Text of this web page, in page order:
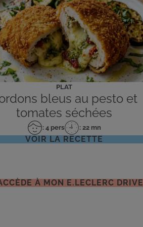
PLAT
bleus au pesto et
tomates séchées
Nombre
de
: 4 pers
Temps
de
: 22 mn
VOIR LA RECETTE
À MON E.LECLERC DRIVE